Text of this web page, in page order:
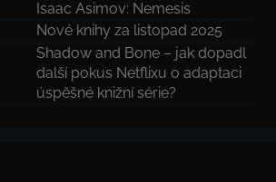
Isaac Asimov: Nemesis
Nové knihy za listopad 2025
Shadow and Bone – jak dopadl
další pokus Netflixu o adaptaci
úspěšné knižní série?